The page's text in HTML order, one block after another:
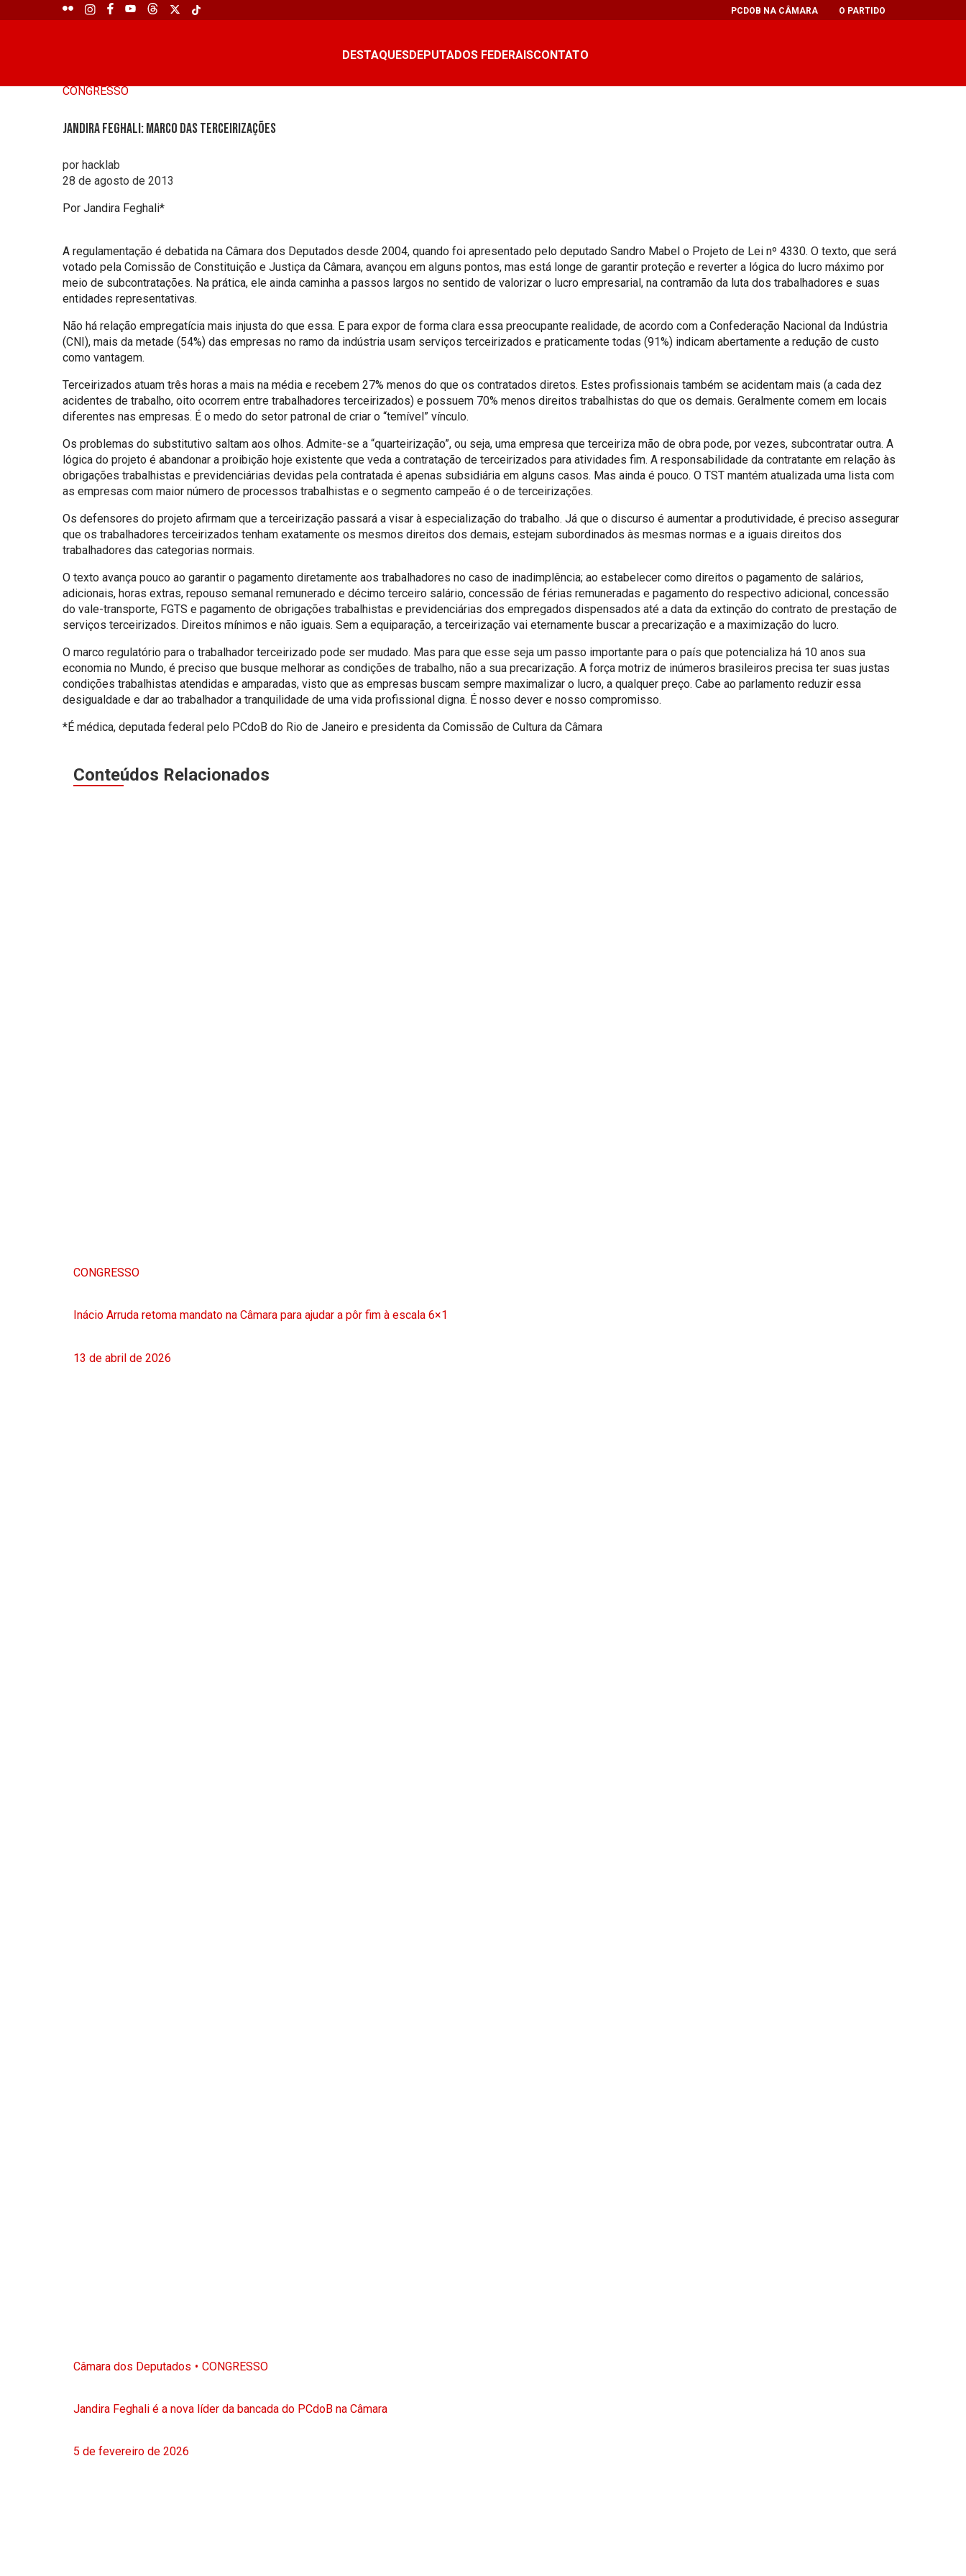
PCDOB NA CÂMARA O PARTIDO
DESTAQUESDEPUTADOS FEDERAISCONTATO
CONGRESSO
Jandira Feghali: Marco das terceirizações
por hacklab
28 de agosto de 2013
Por Jandira Feghali*
A regulamentação é debatida na Câmara dos Deputados desde 2004, quando foi apresentado pelo deputado Sandro Mabel o Projeto de Lei nº 4330. O texto, que será
votado pela Comissão de Constituição e Justiça da Câmara, avançou em alguns pontos, mas está longe de garantir proteção e reverter a lógica do lucro máximo por
meio de subcontratações. Na prática, ele ainda caminha a passos largos no sentido de valorizar o lucro empresarial, na contramão da luta dos trabalhadores e suas
entidades representativas.
Não há relação empregatícia mais injusta do que essa. E para expor de forma clara essa preocupante realidade, de acordo com a Confederação Nacional da Indústria
(CNI), mais da metade (54%) das empresas no ramo da indústria usam serviços terceirizados e praticamente todas (91%) indicam abertamente a redução de custo
como vantagem.
Terceirizados atuam três horas a mais na média e recebem 27% menos do que os contratados diretos. Estes profissionais também se acidentam mais (a cada dez
acidentes de trabalho, oito ocorrem entre trabalhadores terceirizados) e possuem 70% menos direitos trabalhistas do que os demais. Geralmente comem em locais
diferentes nas empresas. É o medo do setor patronal de criar o “temível” vínculo.
Os problemas do substitutivo saltam aos olhos. Admite-se a “quarteirização”, ou seja, uma empresa que terceiriza mão de obra pode, por vezes, subcontratar outra. A
lógica do projeto é abandonar a proibição hoje existente que veda a contratação de terceirizados para atividades fim. A responsabilidade da contratante em relação às
obrigações trabalhistas e previdenciárias devidas pela contratada é apenas subsidiária em alguns casos. Mas ainda é pouco. O TST mantém atualizada uma lista com
as empresas com maior número de processos trabalhistas e o segmento campeão é o de terceirizações.
Os defensores do projeto afirmam que a terceirização passará a visar à especialização do trabalho. Já que o discurso é aumentar a produtividade, é preciso assegurar
que os trabalhadores terceirizados tenham exatamente os mesmos direitos dos demais, estejam subordinados às mesmas normas e a iguais direitos dos
trabalhadores das categorias normais.
O texto avança pouco ao garantir o pagamento diretamente aos trabalhadores no caso de inadimplência; ao estabelecer como direitos o pagamento de salários,
adicionais, horas extras, repouso semanal remunerado e décimo terceiro salário, concessão de férias remuneradas e pagamento do respectivo adicional, concessão
do vale-transporte, FGTS e pagamento de obrigações trabalhistas e previdenciárias dos empregados dispensados até a data da extinção do contrato de prestação de
serviços terceirizados. Direitos mínimos e não iguais. Sem a equiparação, a terceirização vai eternamente buscar a precarização e a maximização do lucro.
O marco regulatório para o trabalhador terceirizado pode ser mudado. Mas para que esse seja um passo importante para o país que potencializa há 10 anos sua
economia no Mundo, é preciso que busque melhorar as condições de trabalho, não a sua precarização. A força motriz de inúmeros brasileiros precisa ter suas justas
condições trabalhistas atendidas e amparadas, visto que as empresas buscam sempre maximalizar o lucro, a qualquer preço. Cabe ao parlamento reduzir essa
desigualdade e dar ao trabalhador a tranquilidade de uma vida profissional digna. É nosso dever e nosso compromisso.
*É médica, deputada federal pelo PCdoB do Rio de Janeiro e presidenta da Comissão de Cultura da Câmara
Conteúdos Relacionados
CONGRESSO
Inácio Arruda retoma mandato na Câmara para ajudar a pôr fim à escala 6×1
13 de abril de 2026
Câmara dos Deputados CONGRESSO
Jandira Feghali é a nova líder da bancada do PCdoB na Câmara
5 de fevereiro de 2026